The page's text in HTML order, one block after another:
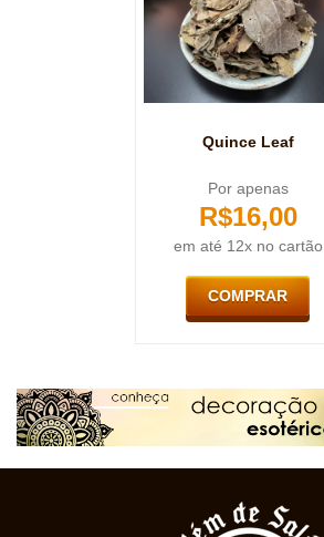
Quince Leaf
Por apenas
R$16,00
em até 12x no cartão
COMPRAR